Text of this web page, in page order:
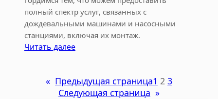
полный спектр услуг, связанных с
дождевальными машинами и насосными
станциями, включая их монтаж.
Читать далее:
ж
д
« Предыдущая страница1 2 3
Следующая страница »